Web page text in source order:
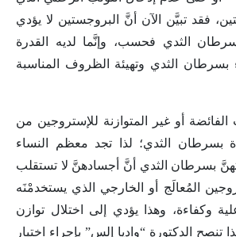
فقد تبيَّن الآن أنَّ البروجستين لا يؤدي
الثدي فحسب، وإنَّما لديه القدرة
بسرطان الثدي وتهيئة الظروف المناسبة
الفائضة أو غير المتوازنة للإستروجين من
بسرطان الثدي؛ لذا تجد معظم النساء
بسرطان الثدي أنَّ أجسادهنَّ لا تستقلب
المُعالَج أو الخارجي الذي يستخدمْنَه
وكفاءة، وهذا يؤدي إلى اختلال توازن
تنصح الدكتورة “واديا إلس” بإجراء اختبار